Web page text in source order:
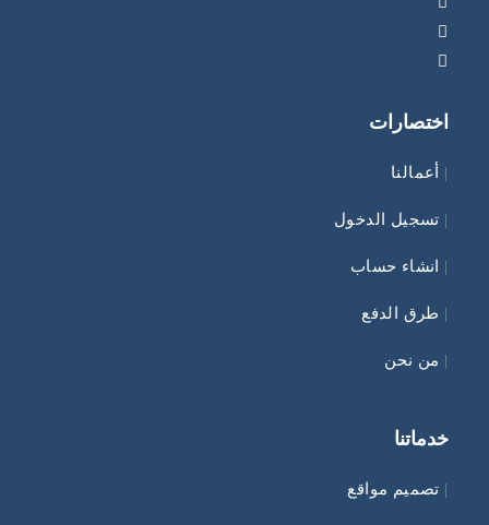
اختصارات
| أعمالنا
| تسجيل الدخول
| انشاء حساب
| طرق الدفع
| من نحن
خدماتنا
| تصميم مواقع